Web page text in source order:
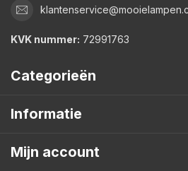
KVK nummer: 72991763
Categorieën
Informatie
Mijn account